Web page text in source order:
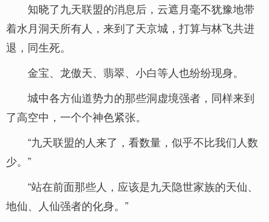
知晓了九天联盟的消息后，云遮月毫不犹豫地带
着水月洞天所有人，来到了天京城，打算与林飞共进
退，同生死。
金宝、龙傲天、翡翠、小白等人也纷纷现身。
城中各方仙道势力的那些洞虚境强者，同样来到
了高空中，一个个神色紧张。
“九天联盟的人来了，看数量，似乎不比我们人数
少。”
“站在前面那些人，应该是九天隐世家族的天仙、
地仙、人仙强者的化身。”